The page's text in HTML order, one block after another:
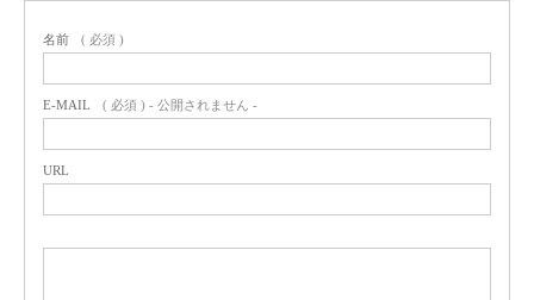
名前 ( 必須 )
E-MAIL ( 必須 ) - 公開されません -
URL